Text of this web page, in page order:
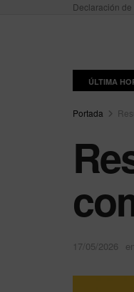
Declaración de
ÚLTIMA
Portada
17/05/2026 en